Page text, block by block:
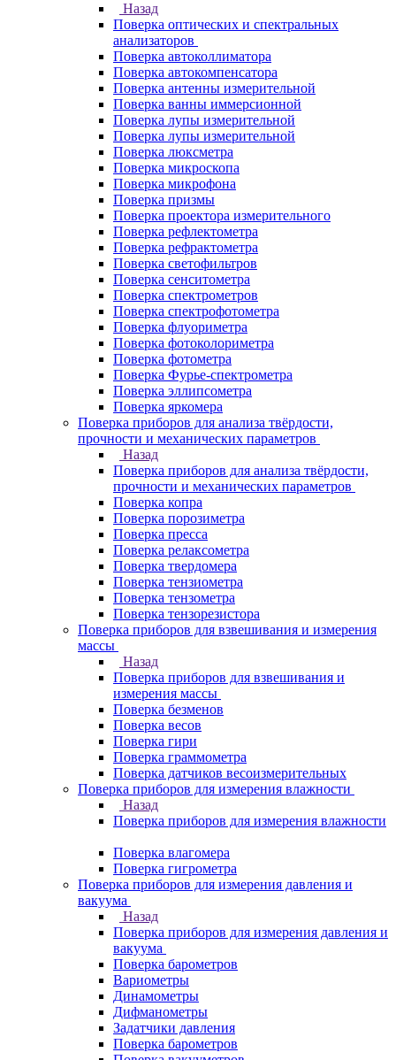
Назад
Поверка оптических и спектральных
анализаторов
Поверка автоколлиматора
Поверка автокомпенсатора
Поверка антенны измерительной
Поверка ванны иммерсионной
Поверка лупы измерительной
Поверка лупы измерительной
Поверка люксметра
Поверка микроскопа
Поверка микрофона
Поверка призмы
Поверка проектора измерительного
Поверка рефлектометра
Поверка рефрактометра
Поверка светофильтров
Поверка сенситометра
Поверка спектрометров
Поверка спектрофотометра
Поверка флуориметра
Поверка фотоколориметра
Поверка фотометра
Поверка Фурье-спектрометра
Поверка эллипсометра
Поверка яркомера
Поверка приборов для анализа твёрдости,
прочности и механических параметров
Назад
Поверка приборов для анализа твёрдости,
прочности и механических параметров
Поверка копра
Поверка порозиметра
Поверка пресса
Поверка релаксометра
Поверка твердомера
Поверка тензиометра
Поверка тензометра
Поверка тензорезистора
Поверка приборов для взвешивания и измерения
массы
Назад
Поверка приборов для взвешивания и
измерения массы
Поверка безменов
Поверка весов
Поверка гири
Поверка граммометра
Поверка датчиков весоизмерительных
Поверка приборов для измерения влажности
Назад
Поверка приборов для измерения влажности
Поверка влагомера
Поверка гигрометра
Поверка приборов для измерения давления и
вакуума
Назад
Поверка приборов для измерения давления и
вакуума
Поверка барометров
Вариометры
Динамометры
Дифманометры
Задатчики давления
Поверка барометров